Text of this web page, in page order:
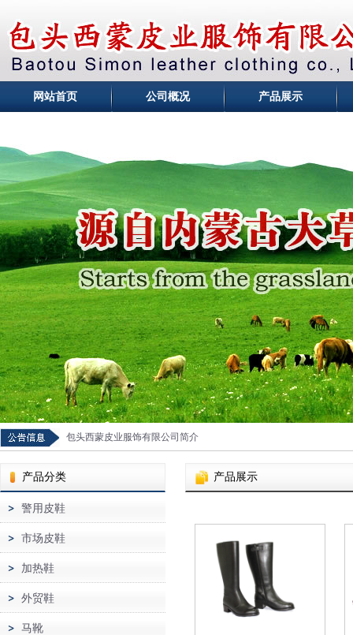
网站首页 公司概况 产品展示
包头西蒙皮业服饰有限公司简介
产品分类
警用皮鞋
市场皮鞋
加热鞋
外贸鞋
马靴
产品展示